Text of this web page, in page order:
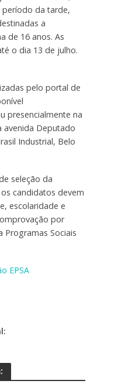
da tarde,
a
de 16 anos. As
o dia 13 de julho.
pelo portal de
presencialmente na
avenida Deputado
Industrial, Belo
seleção da
candidatos devem
escolaridade e
por
Programas Sociais
EPSA